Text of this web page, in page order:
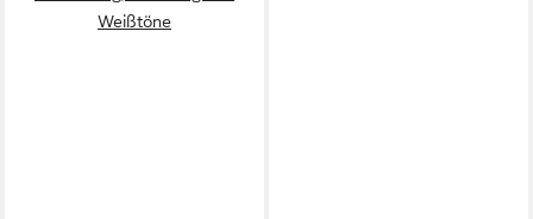
Weißtöne